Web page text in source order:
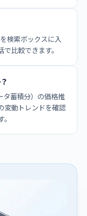
検索ボックスに入
比較できます。
タ蓄積分）の価格推
変動トレンドを確認